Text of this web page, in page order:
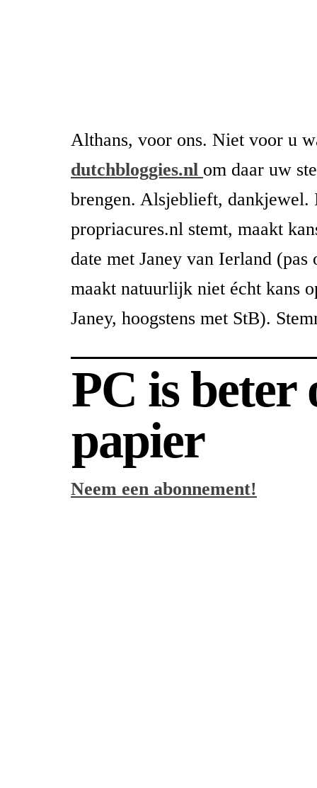
Althans, voor ons. Niet voor u
dutchbloggies.nl om daar uw
brengen. Alsjeblieft, dankjewel.
propriacures.nl stemt, maakt
date met Janey van Ierland (pas
maakt natuurlijk niet écht kans
Janey, hoogstens met StB).
PC is beter
papier
Neem een abonnement!